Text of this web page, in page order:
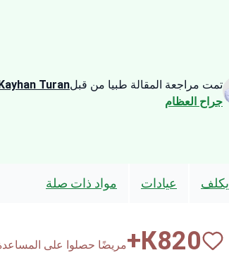
تمت مراجعة المقالة طبيا من قبلTuran
جراح العظام
يكلف عيادات مواد ذات صلة
820
К+ مريضًا حصلوا على المساعدة